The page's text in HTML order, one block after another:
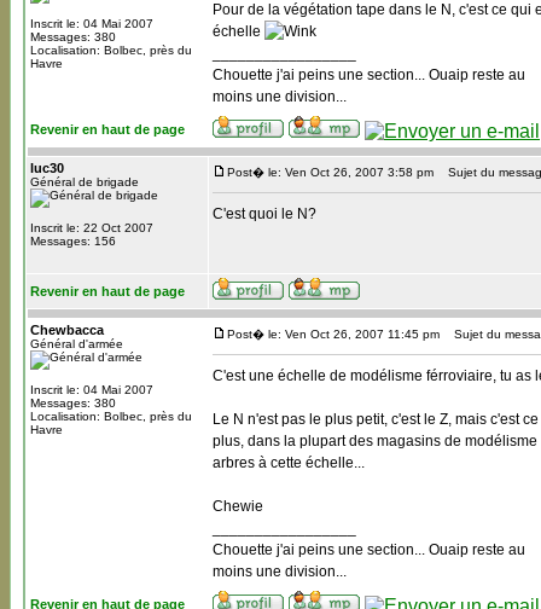
Inscrit le: 04 Mai 2007
Messages: 380
Localisation: Bolbec, près du
Havre
Pour de la végétation tape dans le N, c'est ce qui
échelle
Chouette j'ai peins une section... Ouaip reste au
moins une division...
Revenir en haut de page
luc30
Général de brigade
Inscrit le: 22 Oct 2007
Messages: 156
Post� le: Ven Oct 26, 2007 3:58 pm Sujet du
C'est quoi le N?
Revenir en haut de page
Chewbacca
Général d'armée
Inscrit le: 04 Mai 2007
Messages: 380
Localisation: Bolbec, près du
Havre
Post� le: Ven Oct 26, 2007 11:45 pm Sujet du
C'est une échelle de modélisme férroviaire, tu as
Le N n'est pas le plus petit, c'est le Z, mais c'est
plus, dans la plupart des magasins de
arbres à cette échelle...
Chewie
Chouette j'ai peins une section... Ouaip reste au
moins une division...
Revenir en haut de page